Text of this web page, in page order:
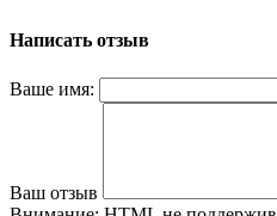
Написать отзыв
Ваше имя:
Ваш отзыв